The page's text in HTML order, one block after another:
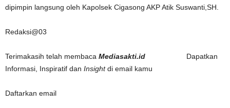
dipimpin langsung oleh Kapolsek Cigasong AKP Atik Suswanti,SH.
Redaksi@03
Terimakasih telah membaca Mediasakti.id
Dapatkan
Informasi, Inspiratif dan Insightdi email kamu
Daftarkan email